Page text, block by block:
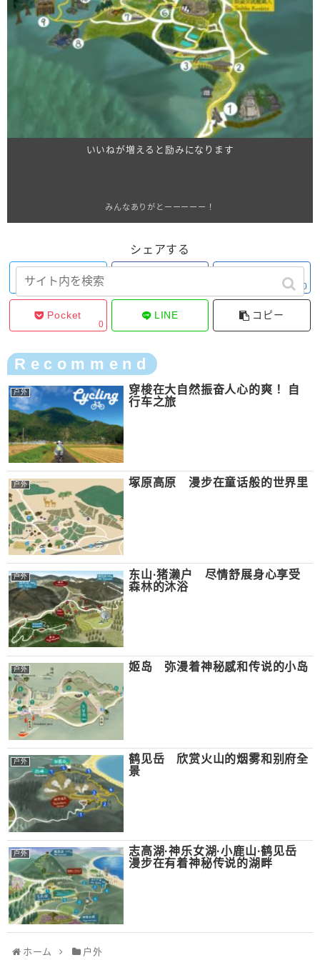
いいねが増えると励みになります
みんなありがとーーーーー！
シェアする
Twitter はてブ
0
Pocket
0
LINE コピー
Recommend
户外
穿梭在大自然振奋人心的爽！ 自
行车之旅
户外 塚原高原 漫步在童话般的世界里
户外
东山·猪濑户 尽情舒展身心享受
森林的沐浴
户外 姬岛 弥漫着神秘感和传说的小岛
户外
鹤见岳 欣赏火山的烟雾和别府全
景
户外
志高湖·神乐女湖·小鹿山·鹤见岳
漫步在有着神秘传说的湖畔
ホーム 户外